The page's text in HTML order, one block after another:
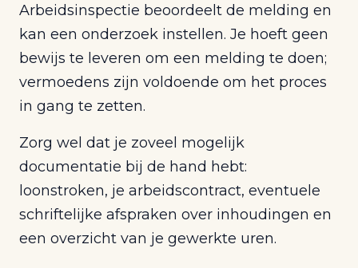
Arbeidsinspectie beoordeelt de melding en
kan een onderzoek instellen. Je hoeft geen
bewijs te leveren om een melding te doen;
vermoedens zijn voldoende om het proces
in gang te zetten.
Zorg wel dat je zoveel mogelijk
documentatie bij de hand hebt:
loonstroken, je arbeidscontract, eventuele
schriftelijke afspraken over inhoudingen en
een overzicht van je gewerkte uren.